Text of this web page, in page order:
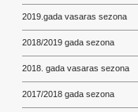
2019.gada vasaras sezona
2018/2019 gada sezona
2018. gada vasaras sezona
2017/2018 gada sezona